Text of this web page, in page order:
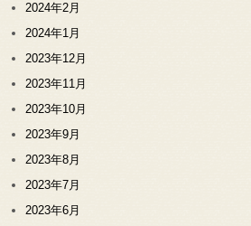
2024年2月
2024年1月
2023年12月
2023年11月
2023年10月
2023年9月
2023年8月
2023年7月
2023年6月